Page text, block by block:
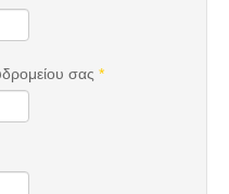
σας *